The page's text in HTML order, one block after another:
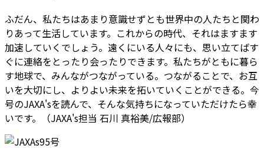
ふだん、私たちはあまり意識せずとも世界中の人たちと関わ
りあって生活しています。これからの時代、それはますます
加速していくでしょう。遠くにいる人々にも、思い立てばす
ぐに連絡をとったり会ったりできます。私たちがともに暮ら
す地球で、みんながつながっている。つながることで、お互
いを大切にし、よりよい未来を拓いていくことができる。今
号のJAXA'sを読んで、そんな気持ちになっていただけたら幸
いです。（JAXA's担当 石川 真裕美/広報部）